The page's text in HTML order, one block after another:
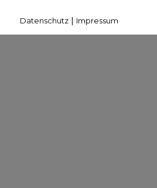
Datenschutz | Impressum